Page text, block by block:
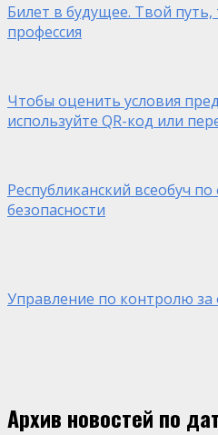
Билет в будущее. Твой путь,
профессия
Чтобы оценить условия
используйте QR-код или
Республиканский всеобуч
безопасности
Управление по контролю
Архив новостей по